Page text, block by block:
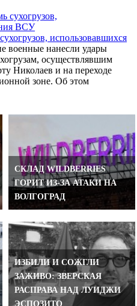
использовавшихся
военные нанесли удары
осуществлявшим
Николаев и на переходе
зоне. Об этом
СКЛАД WILDBERRIES
ГОРИТ ИЗ-ЗА АТАКИ НА
ВОЛГОГРАД
ИЗБИЛИ И СОЖГЛИ
ЗАЖИВО: ЗВЕРСКАЯ
РАСПРАВА НАД ЛУИДЖИ
ЭСПОЗИТО